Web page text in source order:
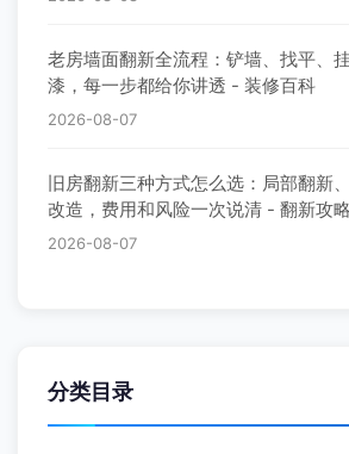
老房墙面翻新全流程：铲墙、找平、
漆，每一步都给你讲透 - 装修百科
2026-08-07
旧房翻新三种方式怎么选：局部翻新
改造，费用和风险一次说清 - 翻新攻略
2026-08-07
分类目录